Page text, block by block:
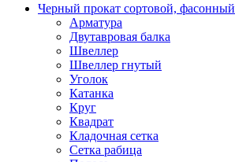
Черный прокат сортовой, фасонный
Арматура
Двутавровая балка
Швеллер
Швеллер гнутый
Уголок
Катанка
Круг
Квадрат
Кладочная сетка
Сетка рабица